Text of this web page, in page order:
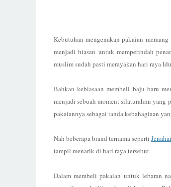
Kebutuhan mengenakan pakaian
menjadi hiasan untuk memperindah
muslim sudah pasti merayakan hari raya
Bahkan kebiasaan membeli baju baru
menjadi sebuah moment silaturahmi yang
pakaiannya sebagai tanda kebahagiaan
Nah beberapa brand ternama seperti
tampil menarik di hari raya tersebut.
Dalam membeli pakaian untuk lebaran